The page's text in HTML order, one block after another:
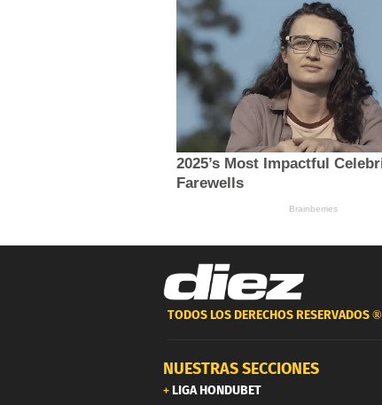
TODOS LOS DERECHOS RESERVADOS ®
NUESTRAS SECCIONES
LIGA HONDUBET